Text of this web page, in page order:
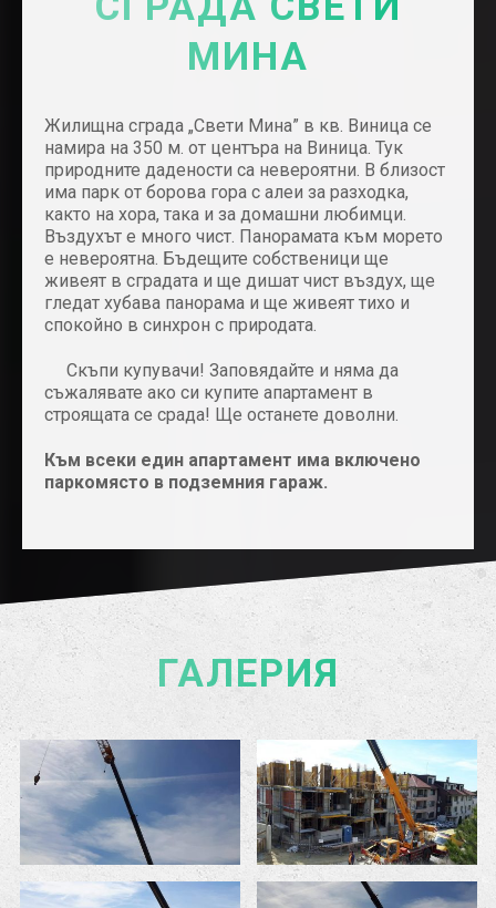
МИНА
Жилищна сграда „Свети Мина” в кв. Виница се
намира на 350 м. от центъра на Виница. Тук
природните дадености са невероятни. В близост
има парк от борова гора с алеи за разходка,
както на хора, така и за домашни любимци.
Въздухът е много чист. Панорамата към морето
е невероятна. Бъдещите собственици ще
живеят в сградата и ще дишат чист въздух, ще
гледат хубава панорама и ще живеят тихо и
спокойно в синхрон с природата.
Скъпи купувачи! Заповядайте и няма да
съжалявате ако си купите апартамент в
строящата се срада! Ще останете доволни.
Към всеки един апартамент има включено
паркомясто в подземния гараж.
ГАЛЕРИЯ